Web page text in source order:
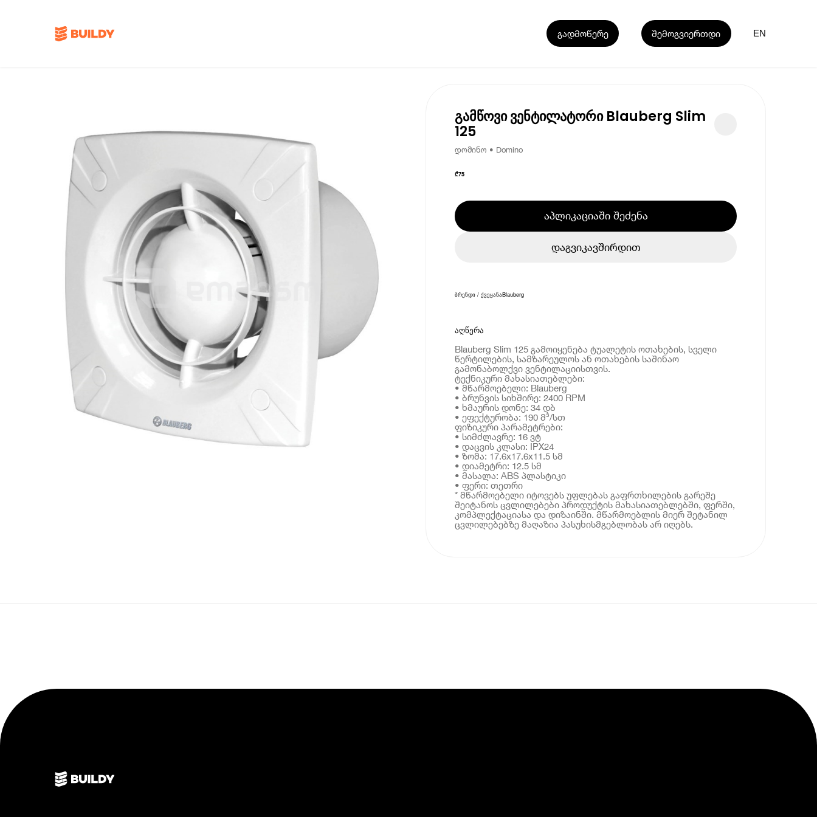
გადმოწერე შემოგვიერთდი EN
გამწოვი ვენტილატორი Blauberg Slim
125
დომინო • Domino
₾75
აპლიკაციაში შეძენა
დაგვიკავშირდით
ბრენდი / ქვეყანაBlauberg
აღწერა
Blauberg Slim 125 გამოიყენება ტუალეტის ოთახების, სველი
წერტილების, სამზარეულოს ან ოთახების საშინაო
გამონაბოლქვი ვენტილაციისთვის.
ტექნიკური მახასიათებლები:
• მწარმოებელი: Blauberg
• ბრუნვის სიხშირე: 2400 RPM
• ხმაურის დონე: 34 დბ
• ეფექტურობა: 190 მ³/სთ
ფიზიკური პარამეტრები:
• სიმძლავრე: 16 ვტ
• დაცვის კლასი: IPX24
• ზომა: 17.6x17.6x11.5 სმ
• დიამეტრი: 12.5 სმ
• მასალა: ABS პლასტიკი
• ფერი: თეთრი
* მწარმოებელი იტოვებს უფლებას გაფრთხილების გარეშე
შეიტანოს ცვლილებები პროდუქტის მახასიათებლებში, ფერში,
კომპლექტაციასა და დიზაინში. მწარმოებლის მიერ შეტანილ
ცვლილებებზე მაღაზია პასუხისმგებლობას არ იღებს.